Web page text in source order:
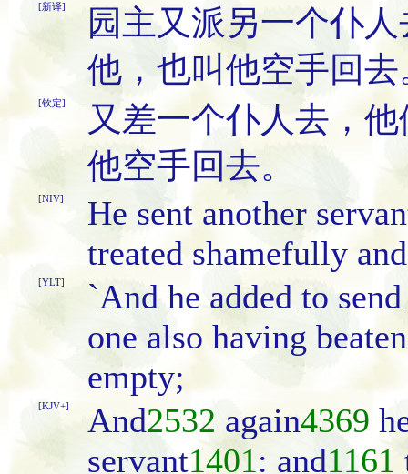
[新译]
园主又派另一个仆
他，也叫他空手回去
[钦定]
又差一个仆人去，
他空手回去。
[NIV]
He sent another
treated shamefully
[YLT]
`And he added to
one also having
empty;
[KJV+] And2532 again4369
servant1401: and1161